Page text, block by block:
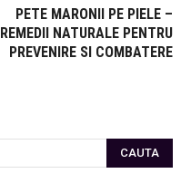
PETE MARONII PE PIELE –
REMEDII NATURALE PENTRU
PREVENIRE SI COMBATERE
CAUTA